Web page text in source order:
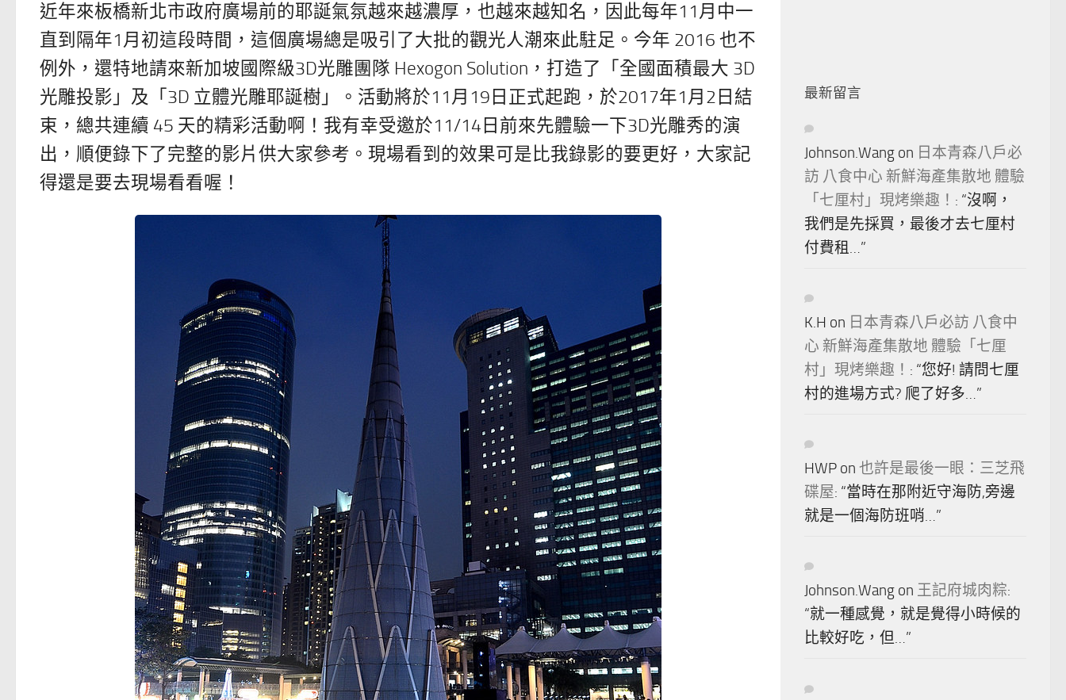
近年來板橋新北市政府廣場前的耶誕氣氛越來越濃厚，也越來越知名，因此每年11月中一
直到隔年1月初這段時間，這個廣場總是吸引了大批的觀光人潮來此駐足。今年 2016 也不
例外，還特地請來新加坡國際級3D光雕團隊 Hexogon Solution，打造了「全國面積最大 3D
光雕投影」及「3D 立體光雕耶誕樹」。活動將於11月19日正式起跑，於2017年1月2日結
束，總共連續 45 天的精彩活動啊！我有幸受邀於11/14日前來先體驗一下3D光雕秀的演
出，順便錄下了完整的影片供大家參考。現場看到的效果可是比我錄影的要更好，大家記
得還是要去現場看看喔！
最新留言
Johnson.Wang on 日本青森八戶必
訪 八食中心 新鮮海產集散地 體驗
「七厘村」現烤樂趣！ : “沒啊，
我們是先採買，最後才去七厘村
付費租…”
K.H on 日本青森八戶必訪 八食中
心 新鮮海產集散地 體驗「七厘
村」現烤樂趣！ : “您好! 請問七厘
村的進場方式? 爬了好多…”
HWP on 也許是最後一眼：三芝飛
碟屋: “當時在那附近守海防,旁邊
就是一個海防班哨…”
Johnson.Wang on 王記府城肉粽:
“就一種感覺，就是覺得小時候的
比較好吃，但…”